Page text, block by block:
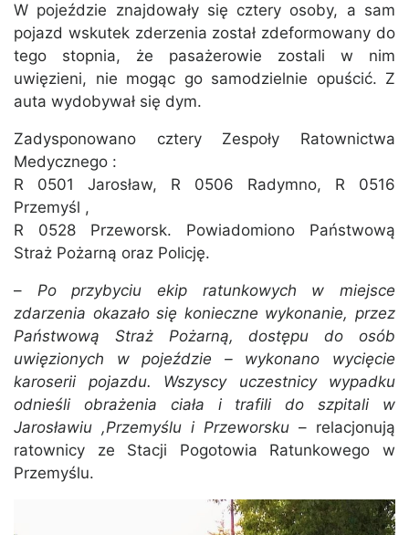
W pojeździe znajdowały się cztery osoby, a sam
pojazd wskutek zderzenia został zdeformowany do
tego stopnia, że pasażerowie zostali w nim
uwięzieni, nie mogąc go samodzielnie opuścić. Z
auta wydobywał się dym.
Zadysponowano cztery Zespoły Ratownictwa
Medycznego :
R 0501 Jarosław, R 0506 Radymno, R 0516
Przemyśl ,
R 0528 Przeworsk. Powiadomiono Państwową
Straż Pożarną oraz Policję.
– Po przybyciu ekip ratunkowych w miejsce
zdarzenia okazało się konieczne wykonanie, przez
Państwową Straż Pożarną, dostępu do osób
uwięzionych w pojeździe – wykonano wycięcie
karoserii pojazdu. Wszyscy uczestnicy wypadku
odnieśli obrażenia ciała i trafili do szpitali w
Jarosławiu ,Przemyślu i Przeworsku – relacjonują
ratownicy ze Stacji Pogotowia Ratunkowego w
Przemyślu.